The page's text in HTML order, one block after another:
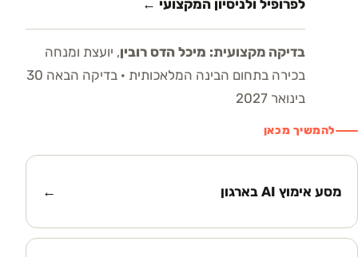
לפרופיל ולניסיון המקצועי ←
בדיקה מקצועית: מיכל הדס רובין, יועצת ומנחה
בכירה בתחום הבינה המלאכותית
· בדיקה הבאה 30
בינואר 2027
להמשיך מכאן
מסע אימוץ AI בארגון ←